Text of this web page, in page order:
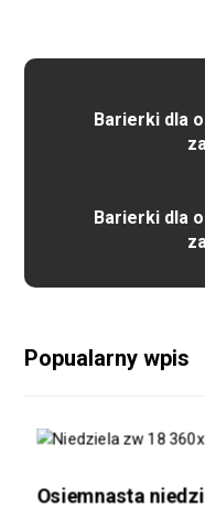
Barierki dla
Barierki dla
Popualarny wpis
Osiemnasta